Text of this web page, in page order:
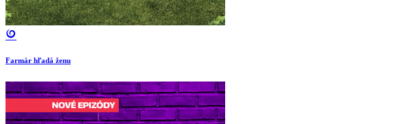
Farmár hľadá ženu